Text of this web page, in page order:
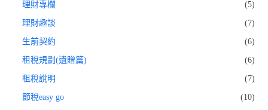
理財專欄 (5)
理財趣談 (7)
生前契約 (6)
租稅規劃(遺贈篇) (6)
租稅說明 (7)
節稅easy go (10)